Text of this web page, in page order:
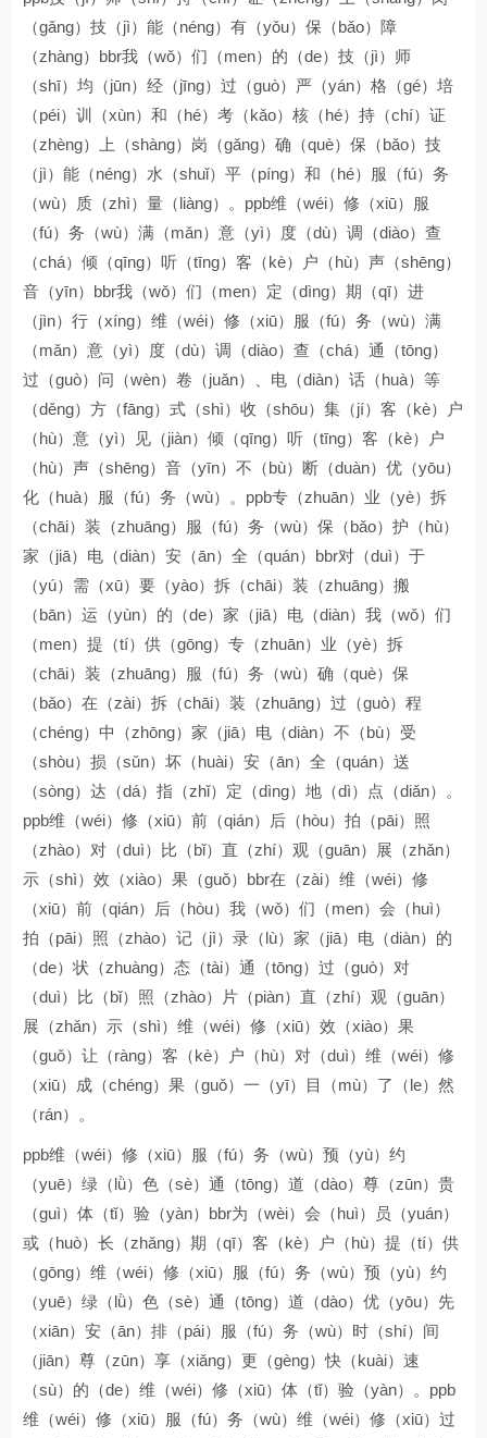
（gǎng）技（jì）能（néng）有（yǒu）保（bǎo）障
（zhàng）bbr我（wǒ）们（men）的（de）技（jì）师
（shī）均（jūn）经（jīng）过（guò）严（yán）格（gé）培
（péi）训（xùn）和（hé）考（kǎo）核（hé）持（chí）证
（zhèng）上（shàng）岗（gǎng）确（què）保（bǎo）技
（jì）能（néng）水（shuǐ）平（píng）和（hé）服（fú）务
（wù）质（zhì）量（liàng）。ppb维（wéi）修（xiū）服
（fú）务（wù）满（mǎn）意（yì）度（dù）调（diào）查
（chá）倾（qīng）听（tīng）客（kè）户（hù）声（shēng）
音（yīn）bbr我（wǒ）们（men）定（dìng）期（qī）进
（jìn）行（xíng）维（wéi）修（xiū）服（fú）务（wù）满
（mǎn）意（yì）度（dù）调（diào）查（chá）通（tōng）
过（guò）问（wèn）卷（juǎn）、电（diàn）话（huà）等
（děng）方（fāng）式（shì）收（shōu）集（jí）客（kè）户
（hù）意（yì）见（jiàn）倾（qīng）听（tīng）客（kè）户
（hù）声（shēng）音（yīn）不（bù）断（duàn）优（yōu）
化（huà）服（fú）务（wù）。ppb专（zhuān）业（yè）拆
（chāi）装（zhuāng）服（fú）务（wù）保（bǎo）护（hù）
家（jiā）电（diàn）安（ān）全（quán）bbr对（duì）于
（yú）需（xū）要（yào）拆（chāi）装（zhuāng）搬
（bān）运（yùn）的（de）家（jiā）电（diàn）我（wǒ）们
（men）提（tí）供（gōng）专（zhuān）业（yè）拆
（chāi）装（zhuāng）服（fú）务（wù）确（què）保
（bǎo）在（zài）拆（chāi）装（zhuāng）过（guò）程
（chéng）中（zhōng）家（jiā）电（diàn）不（bù）受
（shòu）损（sǔn）坏（huài）安（ān）全（quán）送
（sòng）达（dá）指（zhǐ）定（dìng）地（dì）点（diǎn）。
ppb维（wéi）修（xiū）前（qián）后（hòu）拍（pāi）照
（zhào）对（duì）比（bǐ）直（zhí）观（guān）展（zhǎn）
示（shì）效（xiào）果（guǒ）bbr在（zài）维（wéi）修
（xiū）前（qián）后（hòu）我（wǒ）们（men）会（huì）
拍（pāi）照（zhào）记（jì）录（lù）家（jiā）电（diàn）的
（de）状（zhuàng）态（tài）通（tōng）过（guò）对
（duì）比（bǐ）照（zhào）片（piàn）直（zhí）观（guān）
展（zhǎn）示（shì）维（wéi）修（xiū）效（xiào）果
（guǒ）让（ràng）客（kè）户（hù）对（duì）维（wéi）修
（xiū）成（chéng）果（guǒ）一（yī）目（mù）了（le）然
（rán）。
ppb维（wéi）修（xiū）服（fú）务（wù）预（yù）约
（yuē）绿（lǜ）色（sè）通（tōng）道（dào）尊（zūn）贵
（guì）体（tǐ）验（yàn）bbr为（wèi）会（huì）员（yuán）
或（huò）长（zhǎng）期（qī）客（kè）户（hù）提（tí）供
（gōng）维（wéi）修（xiū）服（fú）务（wù）预（yù）约
（yuē）绿（lǜ）色（sè）通（tōng）道（dào）优（yōu）先
（xiān）安（ān）排（pái）服（fú）务（wù）时（shí）间
（jiān）尊（zūn）享（xiǎng）更（gèng）快（kuài）速
（sù）的（de）维（wéi）修（xiū）体（tǐ）验（yàn）。ppb
维（wéi）修（xiū）服（fú）务（wù）维（wéi）修（xiū）过